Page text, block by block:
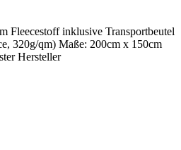
Fleecestoff inklusive Transportbeutel
320g/qm) Maße: 200cm x 150cm
Hersteller